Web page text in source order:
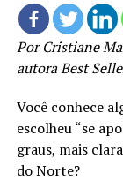
Por Cristiane
autora Best
Você conhece
escolheu “se
graus, mais
do Norte?